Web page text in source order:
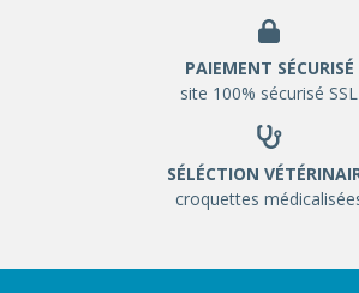
PAIEMENT SÉCURISÉ
site 100% sécurisé SSL
SÉLÉCTION
croquettes